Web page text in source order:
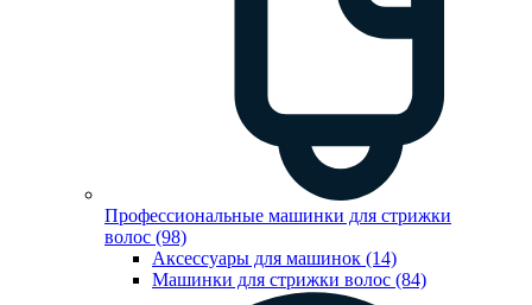
Профессиональные машинки для стрижки
волос (98)
Аксессуары для машинок (14)
Машинки для стрижки волос (84)